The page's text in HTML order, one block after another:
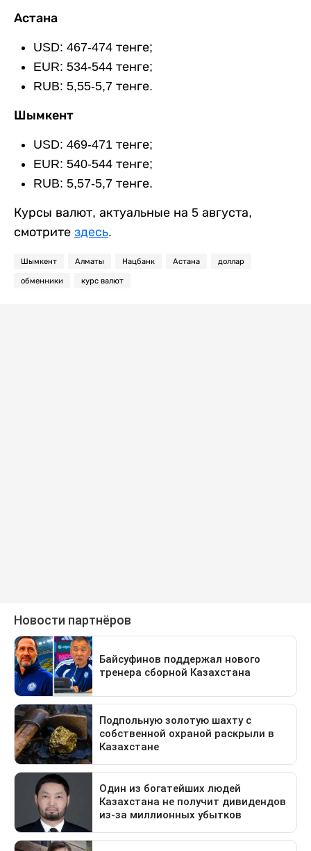
Астана
USD: 467-474 тенге;
EUR: 534-544 тенге;
RUB: 5,55-5,7 тенге.
Шымкент
USD: 469-471 тенге;
EUR: 540-544 тенге;
RUB: 5,57-5,7 тенге.
Курсы валют, актуальные на 5 августа,
смотрите здесь.
Шымкент Алматы Нацбанк Астана доллар
обменники курс валют